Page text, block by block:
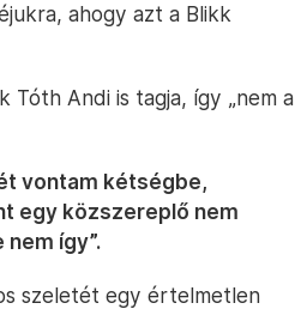
ahogy azt a Blikk
Andi is tagja, így „nem a
vontam kétségbe,
egy közszereplő nem
így”.
szeletét egy értelmetlen